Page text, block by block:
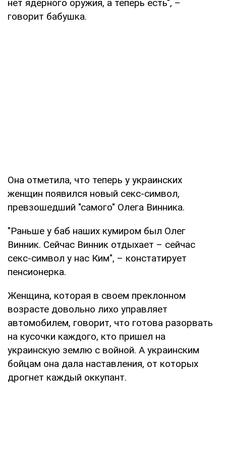
нет ядерного оружия, а теперь есть", –
говорит бабушка.
Она отметила, что теперь у украинских
женщин появился новый секс-символ,
превзошедший "самого" Олега Винника.
"Раньше у баб наших кумиром был Олег
Винник. Сейчас Винник отдыхает – сейчас
секс-символ у нас Ким", – констатирует
пенсионерка.
Женщина, которая в своем преклонном
возрасте довольно лихо управляет
автомобилем, говорит, что готова разорвать
на кусочки каждого, кто пришел на
украинскую землю с войной. А украинским
бойцам она дала наставления, от которых
дрогнет каждый оккупант.